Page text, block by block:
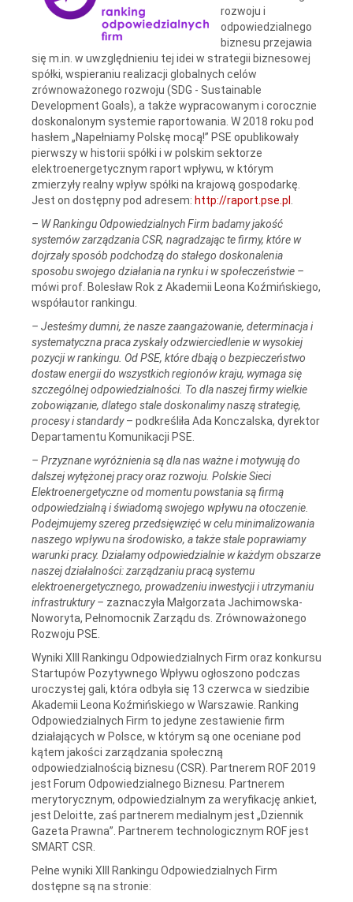
rozwoju i
odpowiedzialnego
biznesu przejawia
się m.in. w uwzględnieniu tej idei w strategii biznesowej
spółki, wspieraniu realizacji globalnych celów
zrównoważonego rozwoju (SDG - Sustainable
Development Goals), a także wypracowanym i corocznie
doskonalonym systemie raportowania. W 2018 roku pod
hasłem „Napełniamy Polskę mocą!” PSE opublikowały
pierwszy w historii spółki i w polskim sektorze
elektroenergetycznym raport wpływu, w którym
zmierzyły realny wpływ spółki na krajową gospodarkę.
Jest on dostępny pod adresem: http://raport.pse.pl
– W Rankingu Odpowiedzialnych Firm badamy jakość
systemów zarządzania CSR, nagradzając te firmy, które w
dojrzały sposób podchodzą do stałego doskonalenia
sposobu swojego działania na rynku i w społeczeństwie –
mówi prof. Bolesław Rok z Akademii Leona Koźmińskiego,
współautor rankingu.
– Jesteśmy dumni, że nasze zaangażowanie, determinacja i
systematyczna praca zyskały odzwierciedlenie w wysokiej
pozycji w rankingu. Od PSE, które dbają o bezpieczeństwo
dostaw energii do wszystkich regionów kraju, wymaga się
szczególnej odpowiedzialności. To dla naszej firmy wielkie
zobowiązanie, dlatego stale doskonalimy naszą strategię,
procesy i standardy– podkreśliła Ada Konczalska, dyrektor
Departamentu Komunikacji PSE.
– Przyznane wyróżnienia są dla nas ważne i motywują do
dalszej wytężonej pracy oraz rozwoju. Polskie Sieci
Elektroenergetyczne od momentu powstania są firmą
odpowiedzialną i świadomą swojego wpływu na otoczenie.
Podejmujemy szereg przedsięwzięć w celu minimalizowania
naszego wpływu na środowisko, a także stale poprawiamy
warunki pracy. Działamy odpowiedzialnie w każdym obszarze
naszej działalności: zarządzaniu pracą systemu
elektroenergetycznego, prowadzeniu inwestycji i utrzymaniu
infrastruktury – zaznaczyła Małgorzata Jachimowska-
Noworyta, Pełnomocnik Zarządu ds. Zrównoważonego
Rozwoju PSE.
Wyniki XIII Rankingu Odpowiedzialnych Firm oraz konkursu
Startupów Pozytywnego Wpływu ogłoszono podczas
uroczystej gali, która odbyła się 13 czerwca w siedzibie
Akademii Leona Koźmińskiego w Warszawie. Ranking
Odpowiedzialnych Firm to jedyne zestawienie firm
działających w Polsce, w którym są one oceniane pod
kątem jakości zarządzania społeczną
odpowiedzialnością biznesu (CSR). Partnerem ROF 2019
jest Forum Odpowiedzialnego Biznesu. Partnerem
merytorycznym, odpowiedzialnym za weryfikację ankiet,
jest Deloitte, zaś partnerem medialnym jest „Dziennik
Gazeta Prawna”. Partnerem technologicznym ROF jest
SMART CSR.
Pełne wyniki XIII Rankingu Odpowiedzialnych Firm
dostępne są na stronie: